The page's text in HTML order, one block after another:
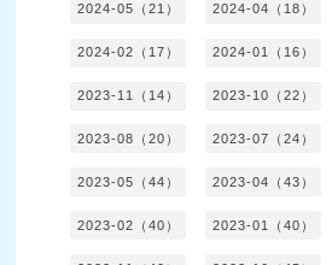
2024-05（21） 2024-04（18）
2024-02（17） 2024-01（16）
2023-11（14） 2023-10（22）
2023-08（20） 2023-07（24）
2023-05（44） 2023-04（43）
2023-02（40） 2023-01（40）